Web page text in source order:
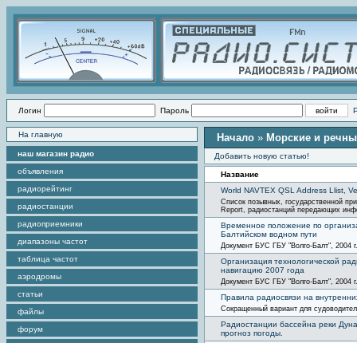
Логин Пароль
На главную
наш магазин радио
объявления
радиорейтинг
радиостанции
радиоприемники
диапазоны частот
таблица частот
аэродромы
статьи
файлы
форум
Начало » Морские и
Добавить новую статью!
Название
World NAVTEX QSL Address Llist,
Список позывных, государственной
Report, радиостанций передающих
Временное положение по
Балтийском водном пути
Документ БУС ГБУ "Волго-Балт", 2004 г.
Организация технологической
навигацию 2007 года
Документ БУС ГБУ "Волго-Балт", 2004 г.
Правила радиосвязи на
Сокращенный вариант для
Радиостанции бассейна реки
прогноз погоды.